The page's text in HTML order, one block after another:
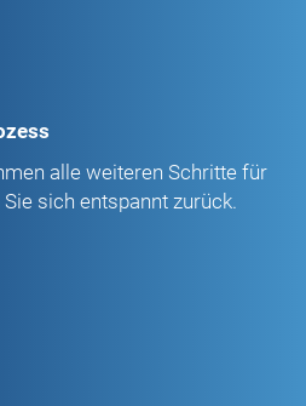
alle weiteren Schritte für
Sie sich entspannt zurück.